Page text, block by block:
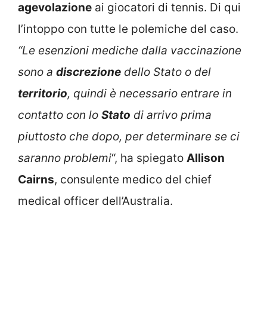
agevolazione ai giocatori di tennis. Di qui
l’intoppo con tutte le polemiche del caso.
“Le esenzioni mediche dalla vaccinazione
sono a discrezione dello Stato o del
territorio, quindi è necessario entrare in
contatto con lo Stato di arrivo prima
piuttosto che dopo, per determinare se ci
saranno problemi“, ha spiegato Allison
Cairns, consulente medico del chief
medical officer dell’Australia.